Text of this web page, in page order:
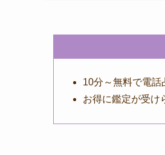
10分～無料で電話
お得に鑑定が受け